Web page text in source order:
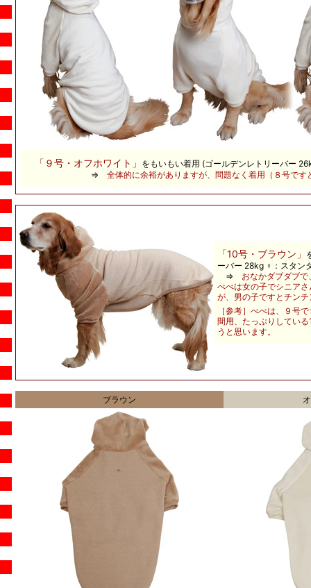
「 ９号・オフホワイト 」 をもいもい着用 (ゴールデンレトリーバー
⇒ 全体的に余裕がありますが、問題なく着用（８号です
「10号・ブラウン 」
ーバー 28kg ♀：スタン
⇒ おなかダブダブで
べべは女の子でシニア
が、男の子ですとチン
［参考］べべは、９号
間用、たっぷりしてい
うと思います。
ブラウン